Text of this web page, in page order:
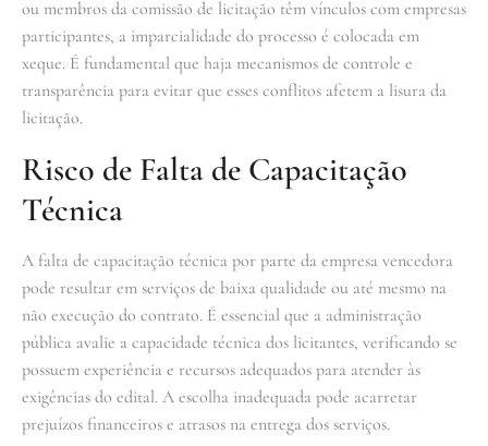
ou membros da comissão de licitação têm vínculos com empresas
participantes, a imparcialidade do processo é colocada em
xeque. É fundamental que haja mecanismos de controle e
transparência para evitar que esses conflitos afetem a lisura da
licitação.
Risco de Falta de Capacitação
Técnica
A falta de capacitação técnica por parte da empresa vencedora
pode resultar em serviços de baixa qualidade ou até mesmo na
não execução do contrato. É essencial que a administração
pública avalie a capacidade técnica dos licitantes, verificando se
possuem experiência e recursos adequados para atender às
exigências do edital. A escolha inadequada pode acarretar
prejuízos financeiros e atrasos na entrega dos serviços.